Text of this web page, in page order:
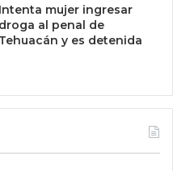
Intenta mujer ingresar
droga al penal de
Tehuacán y es detenida